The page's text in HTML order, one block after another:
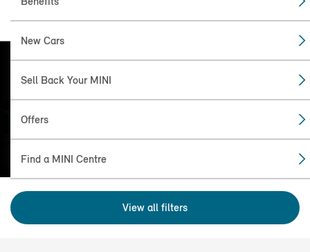
New Cars
Sell Back Your MINI
Offers
Find a MINI Centre
FIND THE
MINI FOR YOU
View all filters